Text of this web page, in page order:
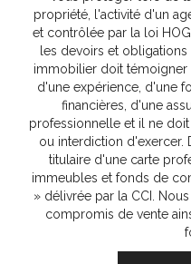
propriété, l'activité d'un
et contrôlée par la loi
les devoirs et
immobilier doit témoigner
d'une expérience, d'une
financières, d'une
professionnelle et il ne
ou interdiction d'exercer.
titulaire d'une carte
immeubles et fonds de
» délivrée par la CCI.
compromis de vente